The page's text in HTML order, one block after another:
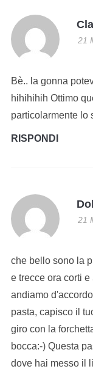
21
Bè.. la gonna
hihihihih Ottimo
particolarmente lo
RISPONDI
21
che bello sono la
e trecce ora corti
andiamo
pasta, capisco il
giro con la
bocca:-) Questa
dove hai messo il